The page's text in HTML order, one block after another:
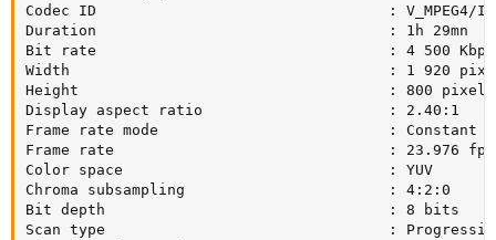
Codec ID                                 : V_MPEG4/
Duration                                 : 1h 29mn
Bit rate                                 : 4 500 Kbps
Width                                    : 1 920
Height                                   : 800 pixels
Display aspect ratio                     : 2.40:1
Frame rate mode                          : Constant
Frame rate                               : 23.976 fps
Color space                              : YUV
Chroma subsampling                       : 4:2:0
Bit depth                                : 8 bits
Scan type                                :